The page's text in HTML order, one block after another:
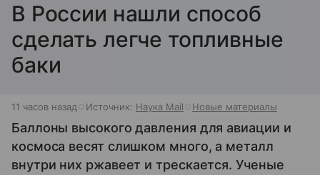
В России нашли способ
сделать легче топливные
баки
11 часов назад Источник: Наука Mail Новые материалы
Баллоны высокого давления для авиации и
космоса весят слишком много, а металл
внутри них ржавеет и трескается. Ученые